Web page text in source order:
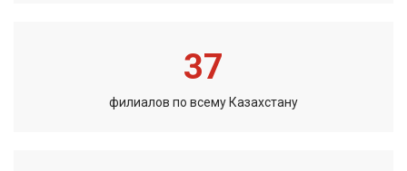
37
филиалов по всему Казахстану